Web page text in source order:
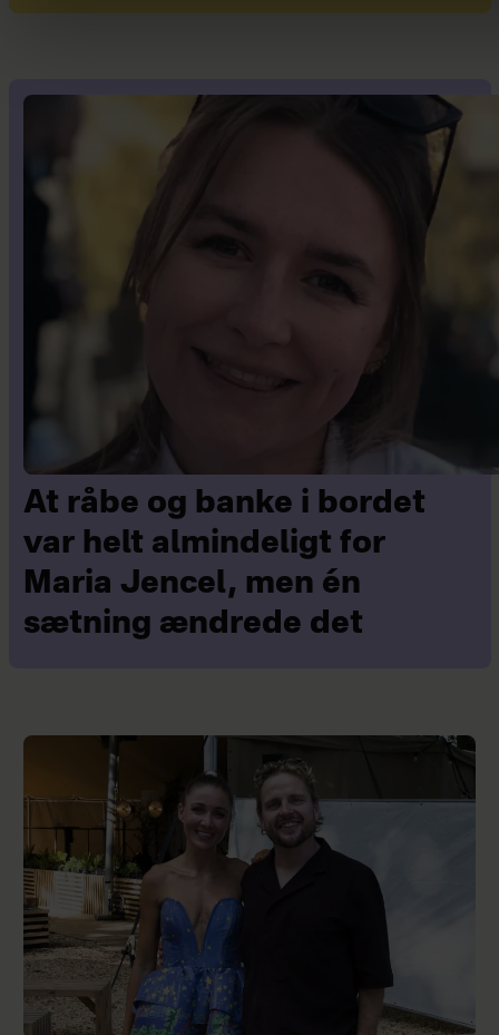
At råbe og banke i bordet
var helt almindeligt for
Maria Jencel, men én
sætning ændrede det